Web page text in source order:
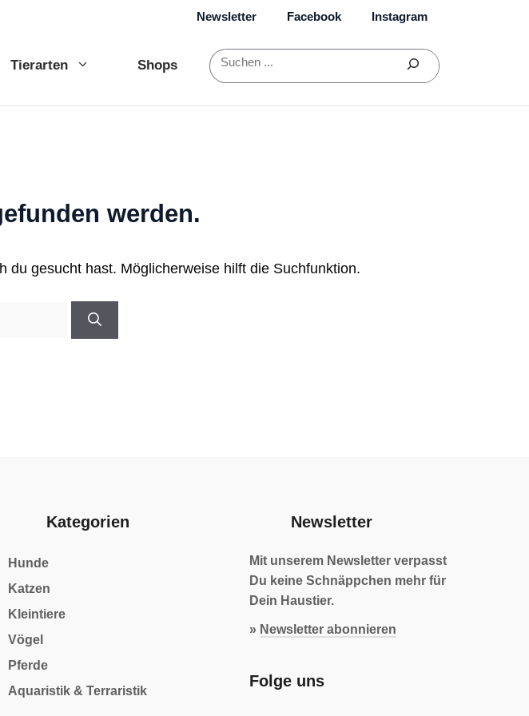
Newsletter Facebook Instagram
Tierarten Shops Suchen
werden.
du gesucht hast. Möglicherweise hilft die Suchfunktion.
Kategorien
Hunde
Katzen
Kleintiere
Vögel
Pferde
Aquaristik & Terraristik
Newsletter
Mit unserem Newsletter verpasst
Du keine Schnäppchen mehr für
Dein Haustier.
» Newsletter abonnieren
Folge uns